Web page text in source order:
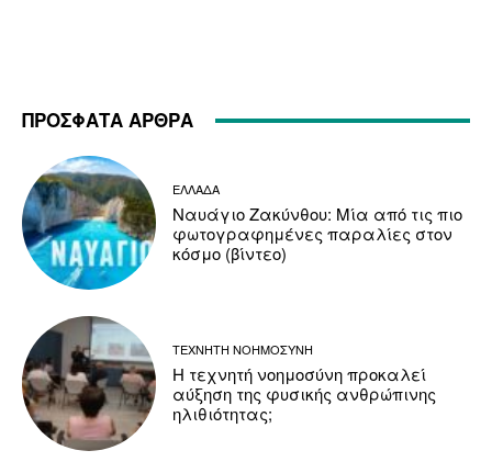
ΠΡΟΣΦΑΤΑ ΑΡΘΡΑ
ΕΛΛΑΔΑ
Ναυάγιο Ζακύνθου: Μία από τις πιο
φωτογραφημένες παραλίες στον
κόσμο (βίντεο)
ΤΕΧΝΗΤΗ ΝΟΗΜΟΣΥΝΗ
Η τεχνητή νοημοσύνη προκαλεί
αύξηση της φυσικής ανθρώπινης
ηλιθιότητας;